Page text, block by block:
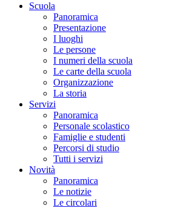
Scuola
Panoramica
Presentazione
I luoghi
Le persone
I numeri della scuola
Le carte della scuola
Organizzazione
La storia
Servizi
Panoramica
Personale scolastico
Famiglie e studenti
Percorsi di studio
Tutti i servizi
Novità
Panoramica
Le notizie
Le circolari